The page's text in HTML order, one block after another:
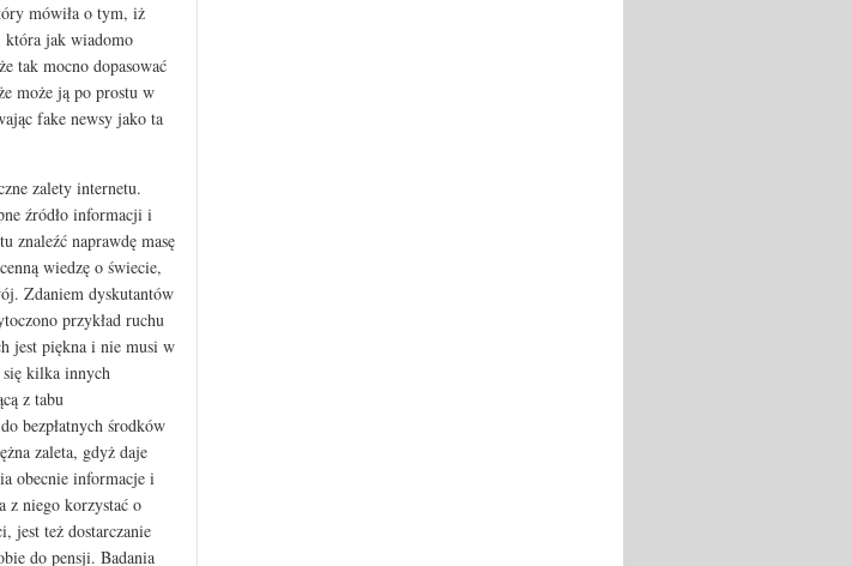
mówiła o tym, iż
która jak wiadomo
tak mocno dopasować
może ją po prostu w
fake newsy jako ta
zalety internetu.
źródło informacji i
znaleźć naprawdę masę
wiedzę o świecie,
Zdaniem dyskutantów
przykład ruchu
jest piękna i nie musi w
się kilka innych
z tabu
bezpłatnych środków
zaleta, gdyż daje
obecnie informacje i
z niego korzystać o
jest też dostarczanie
do pensji. Badania